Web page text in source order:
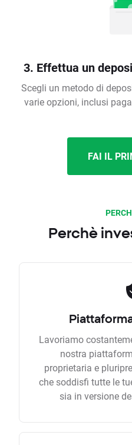
3. Effettua un
Scegli un metodo di
varie opzioni, inclusi
FAI IL
Perchè
Lavoriamo
nostra
proprietaria e
che soddisfi tutte le
sia in versione